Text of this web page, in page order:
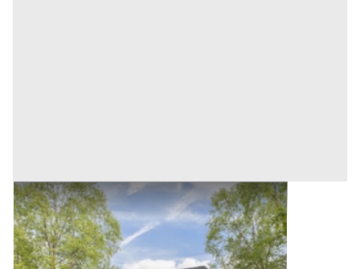
Villini all'asta a Padova
Camposampiero (Padova)
Offerta minima
213.750 € 285.000 €